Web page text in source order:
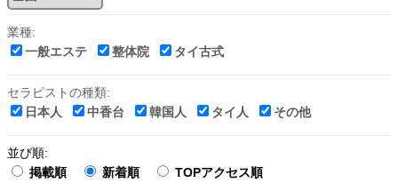
業種:
一般エステ
整体院 タイ古式
セラピストの種類:
日本人
中香台 韓国人 タイ人 その他
並び順:
掲載順
新着順 TOPアクセス順